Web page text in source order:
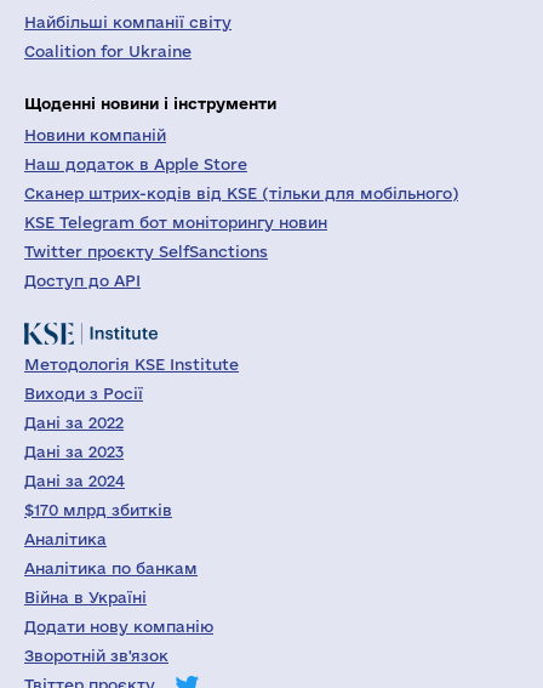
Найбільші компанії світу
Coalition for Ukraine
Щоденні новини і інструменти
Новини компаній
Наш додаток в Apple Store
Сканер штрих-кодів від KSE (тільки для мобільного)
KSE Telegram бот моніторингу новин
Twitter проєкту SelfSanctions
Доступ до API
Методологія KSE Institute
Виходи з Росії
Дані за 2022
Дані за 2023
Дані за 2024
$170 млрд збитків
Аналітика
Аналітика по банкам
Війна в Україні
Додати нову компанію
Зворотній зв'язок
Твіттер проєкту